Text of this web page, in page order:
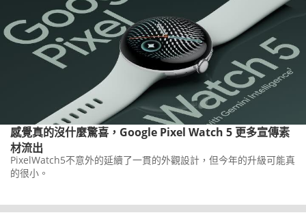
感覺真的沒什麼驚喜，Google Pixel Watch 5 更多宣傳素
材流出
PixelWatch5不意外的延續了一貫的外觀設計，但今年的升級可能真
的很小。